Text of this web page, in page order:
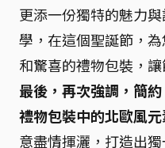
更添一份獨特的魅力
學，在這個聖誕節，
和驚喜的禮物包裝，
最後，再次強調，簡
禮物包裝中的北歐風
意盡情揮灑，打造出